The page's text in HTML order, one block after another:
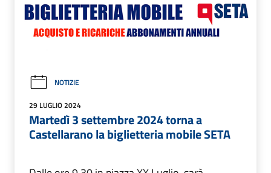
NOTIZIE
29 LUGLIO 2024
Martedì 3 settembre 2024 torna a
Castellarano la biglietteria mobile SETA